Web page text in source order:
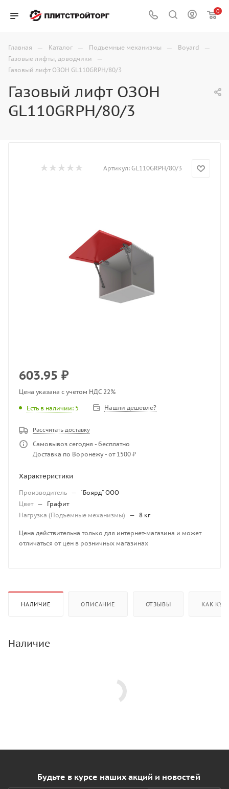
0
Главная — Каталог — Подъемные механизмы — Boyard —
Газовые лифты, доводчики —
Газовый лифт ОЗОН GL110GRPH/80/3
Газовый лифт ОЗОН
GL110GRPH/80/3
Артикул: GL110GRPH/80/3
603.95 ₽
Цена указана с учетом НДС 22%
Есть в наличии: 5 Нашли дешевле?
Рассчитать доставку
Самовывоз сегодня - бесплатно
Доставка по Воронежу - от 1500 ₽
Характеристики
Производитель — "Боярд" ООО
Цвет —
Графит
Нагрузка (Подъемные механизмы)
— 8 кг
Цена действительна только для интернет-магазина и может
отличаться от цен в розничных магазинах
НАЛИЧИЕ ОПИСАНИЕ ОТЗЫВЫ КАК
Наличие
Будьте в курсе наших акций и новостей